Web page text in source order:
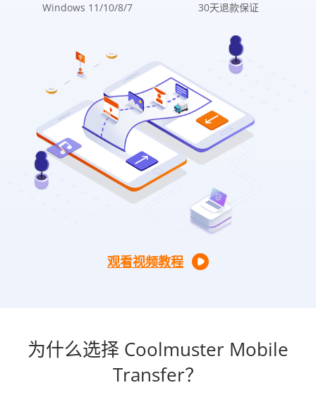
Windows 11/10/8/7 30天退款保证
观看视频教程
为什么选择 Coolmuster Mobile
Transfer？